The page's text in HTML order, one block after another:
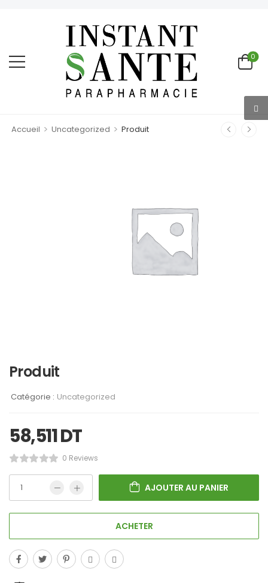
0
Accueil > Uncategorized > Produit
Produit
Catégorie : Uncategorized
58,511DT
0 Reviews
AJOUTER AU PANIER
ACHETER